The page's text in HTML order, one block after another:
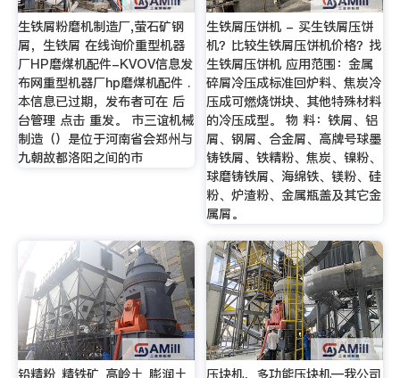
生铁屑粉磨机制造厂,萤石矿钢
屑，生铁屑 在线询价重型机器
厂HP磨煤机配件-KVOV信息发
布网重型机器厂hp磨煤机配件 .
本信息已过期，发布者可在 后
台管理 点击 重发。 市三谊机械
制造（）是位于河南省会郑州与
九朝故都洛阳之间的市
生铁屑压饼机 - 买生铁屑压饼
机？比较生铁屑压饼机价格？找
生铁屑压饼机 应用范围：金属
碎屑冷压成标准回炉料、焦炭冷
压成可燃烧饼块、其他特殊材料
的冷压成型。 物 料：铁屑、铝
屑、钢屑、合金屑、高牌号球墨
铸铁屑、铁精粉、焦炭、镍粉、
球磨铸铁屑、海绵铁、镁粉、硅
粉、炉渣粉、金属瓶盖及其它金
属屑。
铅精粉_精铁矿_高岭土_膨润土_
压块机，多功能压块机—我公司